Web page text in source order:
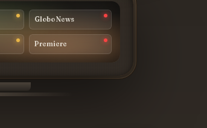
Globo News
Premiere